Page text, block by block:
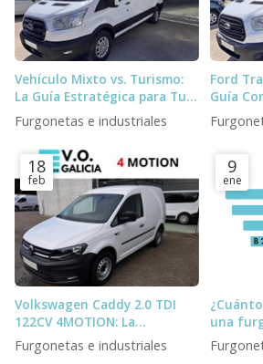
Vehículo Mixto vs. Turismo:
La Guía Estratégica para Tu
Negocio
Furgonetas e industriales
Ford
Guía
18
feb
Volkswagen Caddy 2.0 TDI
122CV 4MOTION: La
Furgoneta Definitiva para el
Profesional Exigente
Furgonetas e industriales
9
ene
una
tipos de
para